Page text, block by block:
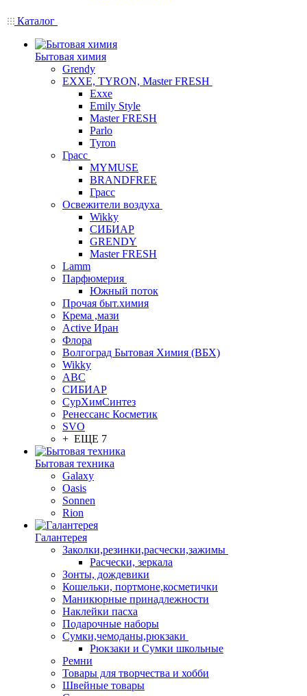
Каталог
Бытовая химия
Grendy
EXXE, TYRON, Master FRESH
Exxe
Emily Style
Master FRESH
Parlo
Tyron
Грасс
MYMUSE
BRANDFREE
Грасс
Освежители воздуха
Wikky
СИБИАР
GRENDY
Master FRESH
Lamm
Парфюмерия
Южный поток
Прочая быт.химия
Крема ,мази
Аctive Иран
Флора
Волгоград Бытовая Химия (ВБХ)
Wikky
АВС
СИБИАР
СурХимСинтез
Ренессанс Косметик
SVO
+ ЕЩЕ 7
Бытовая техника
Galaxy
Oasis
Sonnen
Rion
Галантерея
Заколки,резинки,расчески,зажимы
Расчески, зеркала
Зонты, дождевики
Кошельки, портмоне,косметички
Маникюрные принадлежности
Наклейки пасха
Подарочные наборы
Сумки,чемоданы,рюкзаки
Рюкзаки и Сумки школьные
Ремни
Товары для творчества и хобби
Швейные товары